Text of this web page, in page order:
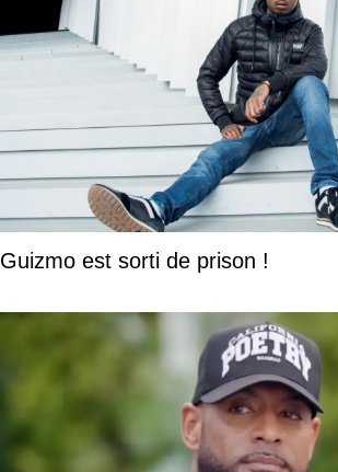
Guizmo est sorti de prison !